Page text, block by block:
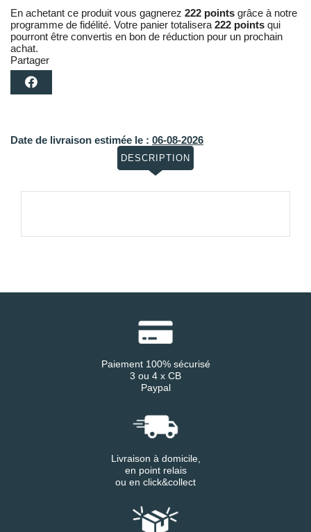
En achetant ce produit vous gagnerez 222 points grâce à notre
programme de fidélité. Votre panier totalisera 222 points qui
pourront être convertis en bon de réduction pour un prochain
achat.
Partager
Date de livraison estimée le : 06-08-2026
DESCRIPTION
Paiement 100% sécurisé
3 ou 4 x CB
Paypal
Livraison à domicile,
en point relais
ou en click&collect